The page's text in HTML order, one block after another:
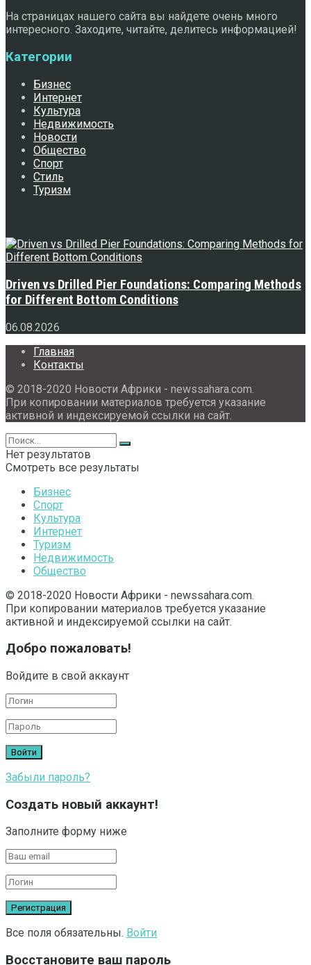
На страницах нашего сайта вы найдете очень много
интересного. Заходите, читайте, делитесь информацией!
Категории
Бизнес
Интернет
Культура
Недвижимость
Новости
Общество
Спорт
Стиль
Туризм
Driven vs Drilled Pier Foundations: Comparing Methods
for Different Bottom Conditions
06.08.2026
Главная
Контакты
© 2018-2020 Новости Африки - newssahara.com.
При копировании материалов требуется указание
активной и индексируемой ссылки на сайт.
Нет результатов
Смотреть все результаты
Бизнес
Спорт
Культура
Интернет
Туризм
Недвижимость
Общество
© 2018-2020 Новости Африки - newssahara.com.
При копировании материалов требуется указание
активной и индексируемой ссылки на сайт.
Добро пожаловать!
Войдите в свой аккаунт
Забыли пароль?
Создать новый аккаунт!
Заполните форму ниже
Все поля обязательны. Войти
Восстановите ваш пароль